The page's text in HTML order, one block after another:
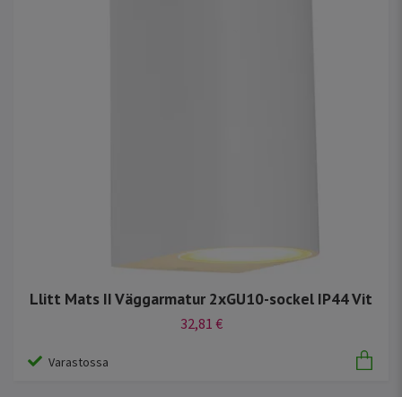
Llitt Mats II Väggarmatur 2xGU10-sockel IP44 Vit
32,81 €
Varastossa